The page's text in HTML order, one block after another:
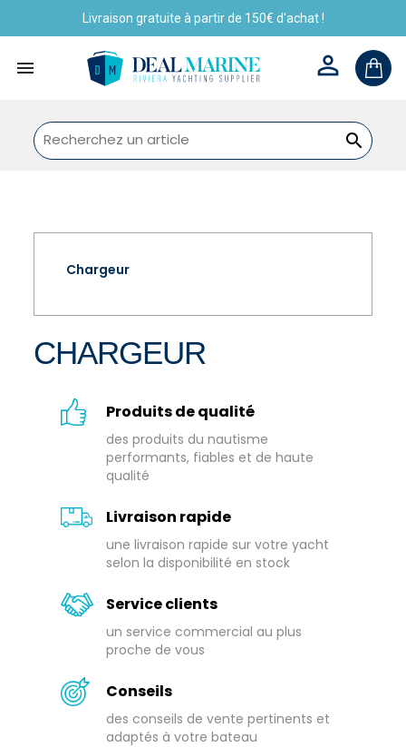
Livraison gratuite à partir de 150€ d'achat !
 

Chargeur
CHARGEUR
Produits de qualité
des produits du nautisme
performants, fiables et de haute
qualité
Livraison rapide
une livraison rapide sur votre yacht
selon la disponibilité en stock
Service clients
un service commercial au plus
proche de vous
Conseils
des conseils de vente pertinents et
adaptés à votre bateau